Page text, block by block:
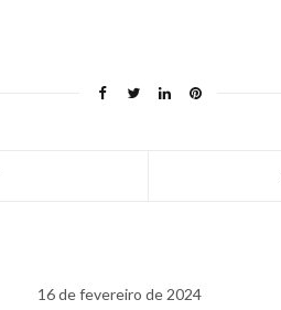
16 de fevereiro de 2024